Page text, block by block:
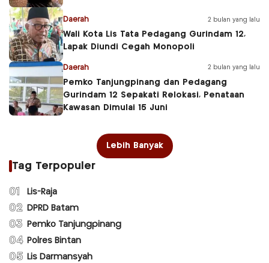
Daerah 2 bulan yang lalu
Wali Kota Lis Tata Pedagang Gurindam 12,
Lapak Diundi Cegah Monopoli
Daerah 2 bulan yang lalu
Pemko Tanjungpinang dan Pedagang
Gurindam 12 Sepakati Relokasi, Penataan
Kawasan Dimulai 15 Juni
Lebih Banyak
Tag Terpopuler
01 Lis-Raja
02 DPRD Batam
03 Pemko Tanjungpinang
04 Polres Bintan
05 Lis Darmansyah